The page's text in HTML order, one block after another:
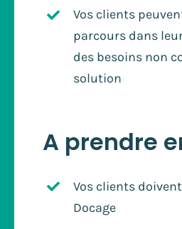
Vos clients
parcours dans
des besoins non
solution
A prendre
Vos clients
Docage